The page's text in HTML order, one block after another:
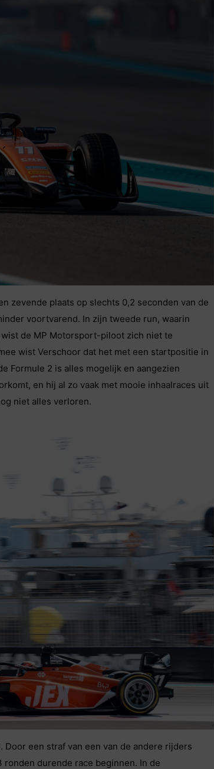
zevende plaats op slechts 0,2 seconden van de
voortvarend. In zijn tweede run, waarin
de MP Motorsport-piloot zich niet te
wist Verschoor dat het met een startpositie in
Formule 2 is alles mogelijk en aangezien
en hij al zo vaak met mooie inhaalraces uit
niet alles verloren.
een straf van een van de andere rijders
durende race beginnen. In de